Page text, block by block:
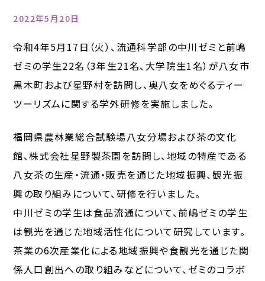
2022年5月20日
令和4年5月17日（火）、流通科学部の中川ゼミと前嶋
ゼミの学生22名（3年生21名、大学院生1名）が八女市
黒木町および星野村を訪問し、奥八女をめぐるティー
ツーリズムに関する学外研修を実施しました。
福岡県農林業総合試験場八女分場および茶の文化
館、株式会社星野製茶園を訪問し、地域の特産である
八女茶の生産・流通・販売を通じた地域振興、観光振
興の取り組みについて、研修を行いました。
中川ゼミの学生は食品流通について、前嶋ゼミの学生
は観光を通じた地域活性化について研究しています。
茶業の6次産業化による地域振興や食観光を通じた関
係人口創出への取り組みなどについて、ゼミのコラボ